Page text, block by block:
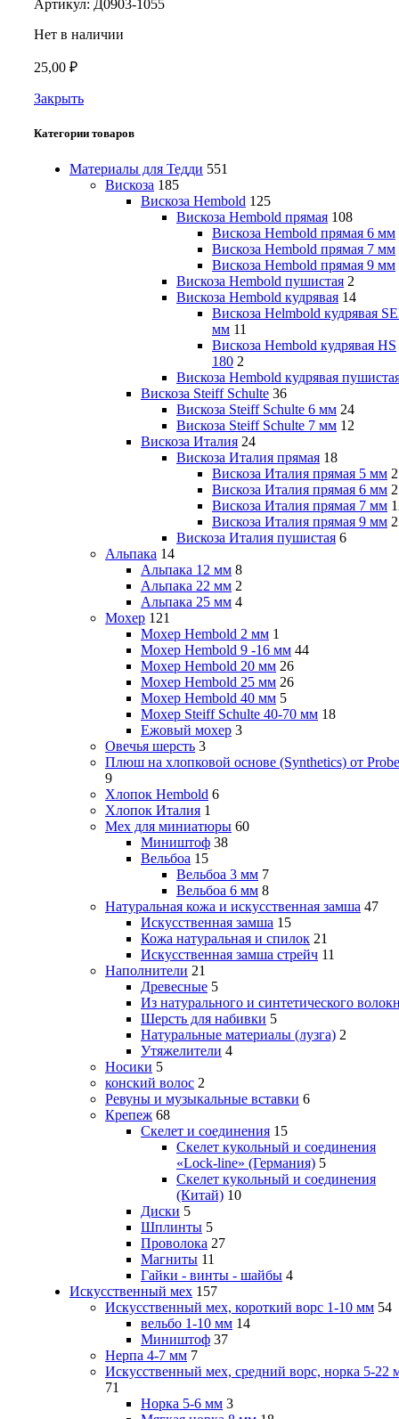
Артикул: Д0903-1055
Нет в наличии
25,00 ₽
Закрыть
Категории товаров
Материалы для Тедди 551
Вискоза 185
Вискоза Hembold 125
Вискоза Hembold прямая 108
Вискоза Hembold прямая 6 мм
Вискоза Hembold прямая 7 мм
Вискоза Hembold прямая 9 мм
Вискоза Hembold пушистая 2
Вискоза Hembold кудрявая 14
Вискоза Helmbold кудрявая
мм 11
Вискоза Hembold кудрявая HS
180 2
Вискоза Hembold кудрявая
Вискоза Steiff Schulte 36
Вискоза Steiff Schulte 6 мм 24
Вискоза Steiff Schulte 7 мм 12
Вискоза Италия 24
Вискоза Италия прямая 18
Вискоза Италия прямая 5 мм 2
Вискоза Италия прямая 6 мм 2
Вискоза Италия прямая 7 мм
Вискоза Италия прямая 9 мм 2
Вискоза Италия пушистая 6
Альпака 14
Альпака 12 мм 8
Альпака 22 мм 2
Альпака 25 мм 4
Мохер 121
Мохер Hembold 2 мм 1
Мохер Hembold 9 -16 мм 44
Мохер Hembold 20 мм 26
Мохер Hembold 25 мм 26
Мохер Hembold 40 мм 5
Мохер Steiff Schulte 40-70 мм 18
Ежовый мохер 3
Овечья шерсть 3
Плюш на хлопковой основе (Synthetics) от
9
Хлопок Hembold 6
Хлопок Италия 1
Мех для миниатюры 60
Миништоф 38
Вельбоа 15
Вельбоа 3 мм 7
Вельбоа 6 мм 8
Натуральная кожа и искусственная замша 47
Искусственная замша 15
Кожа натуральная и спилок 21
Искусственная замша стрейч 11
Наполнители 21
Древесные 5
Из натурального и синтетического
Шерсть для набивки 5
Натуральные материалы (лузга) 2
Утяжелители 4
Носики 5
конский волос 2
Ревуны и музыкальные вставки 6
Крепеж 68
Скелет и соединения 15
Скелет кукольный и соединения
«Lock-line» (Германия) 5
Скелет кукольный и соединения
(Китай) 10
Диски 5
Шплинты 5
Проволока 27
Магниты 11
Гайки - винты - шайбы 4
Искусственный мех 157
Искусственный мех, короткий ворс 1-10 мм 54
вельбо 1-10 мм 14
Миништоф 37
Нерпа 4-7 мм 7
Искусственный мех, средний ворс, норка 5-22
71
Норка 5-6 мм 3